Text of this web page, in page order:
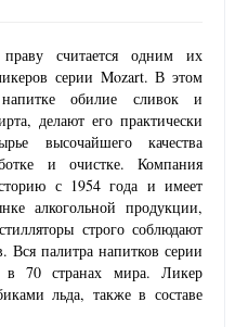
считается одним их
серии Mozart. В этом
напитке обилие сливок и
делают его практически
высочайшего качества
и очистке. Компания
с 1954 года и имеет
алкогольной продукции,
строго соблюдают
Вся палитра напитков серии
в 70 странах мира. Ликер
льда, также в составе